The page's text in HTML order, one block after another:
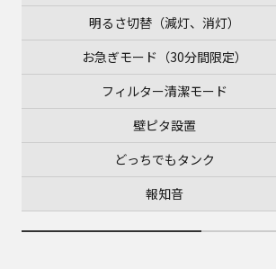
明るさ切替（減灯、消灯）
お急ぎモード（30分間限定）
フィルター清潔モード
壁ピタ設置
どっちでもタンク
報知音